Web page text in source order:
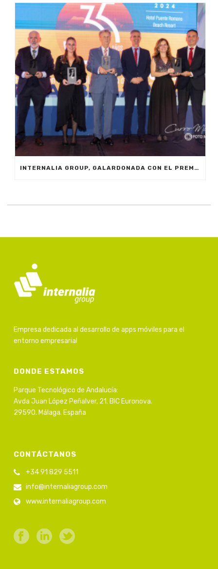
INTERNALIA GROUP, GALARDONADA CON EL PREMIO A LA INNOVACIÓN EN LOS XXIV PREMIOS EMPRESARIALES CIT MARBELLA 2024
Empresa dedicada al desarrollo de apps móviles para el
entorno empresarial
DONDE ESTAMOS
Parque Tecnológico de Andalucía:
Avda Juan López Peñalver, 21. BIC Euronova.
29590. Málaga. España
CONTÁCTANOS
+34 91 829 5511
info@internaliagroup.com
www.internaliagroup.com